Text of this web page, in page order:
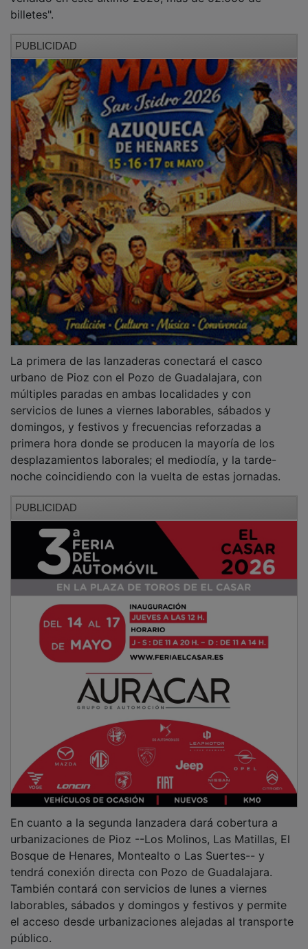
billetes".
urbano de Pioz con el Pozo de Guadalajara, con
múltiples paradas en ambas localidades y con
servicios de lunes a viernes laborables, sábados y
domingos, y festivos y frecuencias reforzadas a
primera hora donde se producen la mayoría de los
desplazamientos laborales; el mediodía, y la tarde-
noche coincidiendo con la vuelta de estas jornadas.
urbanizaciones de Pioz --Los Molinos, Las Matillas, El
Bosque de Henares, Montealto o Las Suertes-- y
tendrá conexión directa con Pozo de Guadalajara.
También contará con servicios de lunes a viernes
laborables, sábados y domingos y festivos y permite
el acceso desde urbanizaciones alejadas al transporte
público.